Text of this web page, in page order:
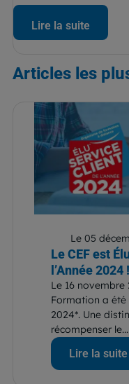
Lire la suite
Articles les
Le 05
Le CEF est
l’Année 2024 !
Le 16 novembre
Formation a été
2024*. Une
récompenser le...
Lire la suite